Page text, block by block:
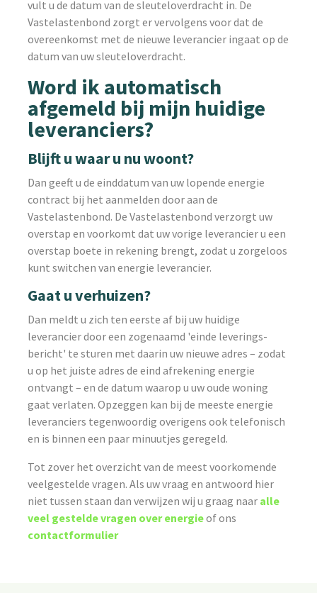
vult u de datum van de sleuteloverdracht in. De
Vastelastenbond zorgt er vervolgens voor dat de
overeenkomst met de nieuwe leverancier ingaat op de
datum van uw sleuteloverdracht.
Word ik automatisch
afgemeld bij mijn huidige
leveranciers?
Blijft u waar u nu woont?
Dan geeft u de einddatum van uw lopende energie
contract bij het aanmelden door aan de
Vastelastenbond. De Vastelastenbond verzorgt uw
overstap en voorkomt dat uw vorige leverancier u een
overstap boete in rekening brengt, zodat u zorgeloos
kunt switchen van energie leverancier.
Gaat u verhuizen?
Dan meldt u zich ten eerste af bij uw huidige
leverancier door een zogenaamd 'einde leverings-
bericht' te sturen met daarin uw nieuwe adres – zodat
u op het juiste adres de eind afrekening energie
ontvangt – en de datum waarop u uw oude woning
gaat verlaten. Opzeggen kan bij de meeste energie
leveranciers tegenwoordig overigens ook telefonisch
en is binnen een paar minuutjes geregeld.
Tot zover het overzicht van de meest voorkomende
veelgestelde vragen. Als uw vraag en antwoord hier
niet tussen staan dan verwijzen wij u graag naar alle
veel gestelde vragen over energieof ons
contactformulier